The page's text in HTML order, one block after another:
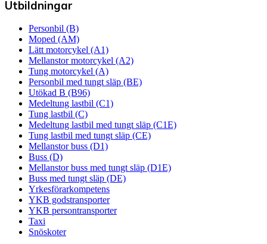
Utbildningar
Personbil (B)
Moped (AM)
Lätt motorcykel (A1)
Mellanstor motorcykel (A2)
Tung motorcykel (A)
Personbil med tungt släp (BE)
Utökad B (B96)
Medeltung lastbil (C1)
Tung lastbil (C)
Medeltung lastbil med tungt släp (C1E)
Tung lastbil med tungt släp (CE)
Mellanstor buss (D1)
Buss (D)
Mellanstor buss med tungt släp (D1E)
Buss med tungt släp (DE)
Yrkesförarkompetens
YKB godstransporter
YKB persontransporter
Taxi
Snöskoter